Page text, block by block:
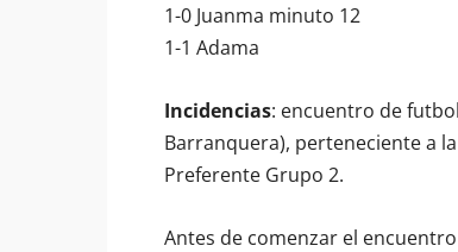
1-0 Juanma minuto 12
1-1 Adama
Incidencias: encuentro de
Barranquera), perteneciente a
Preferente Grupo 2.
Antes de comenzar el